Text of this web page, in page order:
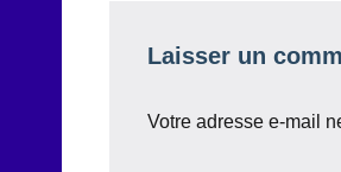
Laisser un
Votre adresse e-mail